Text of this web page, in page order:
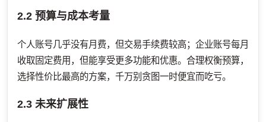
2.2 预算与成本考量
个人账号几乎没有月费，但交易手续费较高；企业账号每月
收取固定费用，但能享受更多功能和优惠。合理权衡预算，
选择性价比最高的方案，千万别贪图一时便宜而吃亏。
2.3 未来扩展性